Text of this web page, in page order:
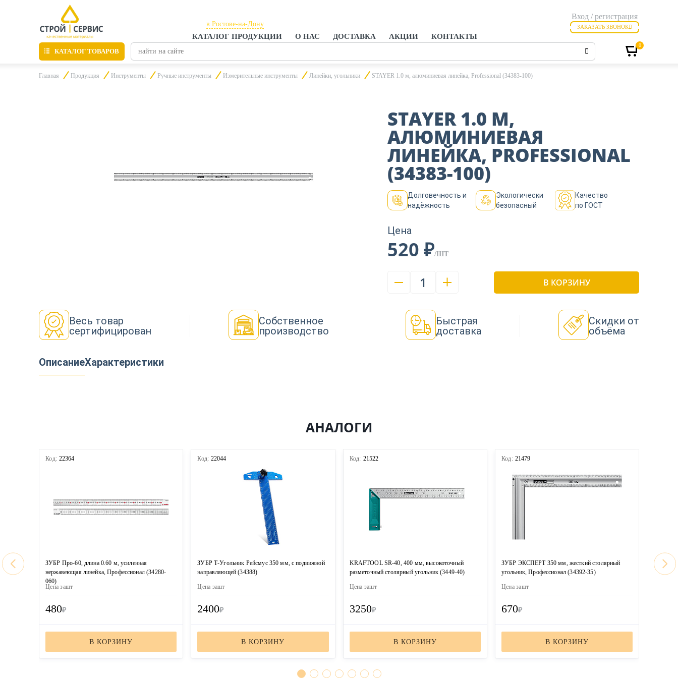
КАТАЛОГ ПРОДУКЦИИ О НАС ДОСТАВКА АКЦИИ КОНТАКТЫ
в Ростове-на-Дону
в Ростове-на-Дону
Вход / регистрация
ЗАКАЗАТЬ ЗВОНОК
КАТАЛОГ ТОВАРОВ
Материалы для отделки
0
Главная Продукция Инструменты Ручные инструменты Измерительные инструменты Линейки, угольники STAYER 1.0 м, алюминиевая линейка, Professional (34383-100)
STAYER 1.0 М,
АЛЮМИНИЕВАЯ
ЛИНЕЙКА, PROFESSIONAL
(34383-100)
Долговечность и
надёжность
Экологически
безопасный
Качество
по ГОСТ
Цена
520 ₽/ШТ
1 В КОРЗИНУ
Весь товар
сертифицирован
Собственное
производство
Быстрая
доставка
Скидки от
объёма
ОписаниеХарактеристики
АНАЛОГИ
Код: 22364
ЗУБР Про-60, длина 0.60 м, усиленная
нержавеющая линейка, Профессионал (34280-
060)
Цена зашт
480₽
В КОРЗИНУ
Код: 22044
ЗУБР Т-Угольник Рейсмус 350 мм, с подвижной
направляющей (34388)
Цена зашт
2400₽
В КОРЗИНУ
Код: 21522
KRAFTOOL SR-40, 400 мм, высокоточный
разметочный столярный угольник (3449-40)
Цена зашт
3250₽
В КОРЗИНУ
Код: 21479
ЗУБР ЭКСПЕРТ 350 мм, жесткий столярный
угольник, Профессионал (34392-35)
Цена зашт
670₽
В КОРЗИНУ
ЗУБР 0,6